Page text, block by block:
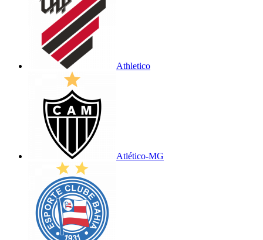
Athletico
Atlético-MG